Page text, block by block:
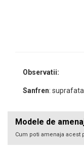
Observatii:
Sanfren:
Modele de
Cum poti amenaja acest